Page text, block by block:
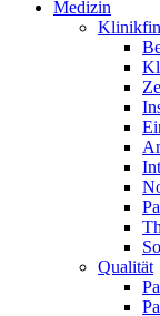
Medizin
Qualität